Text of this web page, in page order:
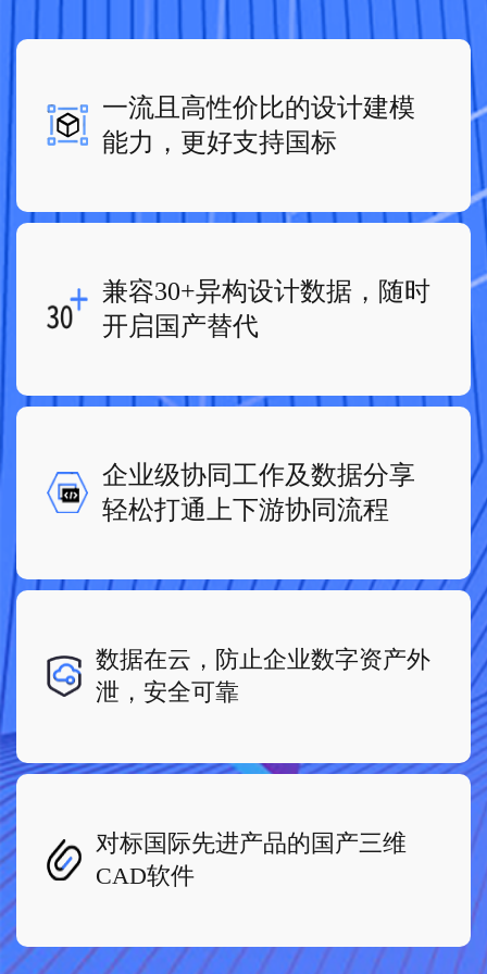
一流且高性价比的设计建模
能力，更好支持国标
兼容30+异构设计数据，随时
开启国产替代
企业级协同工作及数据分享
轻松打通上下游协同流程
数据在云，防止企业数字资产外
泄，安全可靠
对标国际先进产品的国产三维
CAD软件